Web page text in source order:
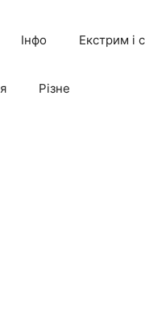
Інфо Екстрим і
Різне